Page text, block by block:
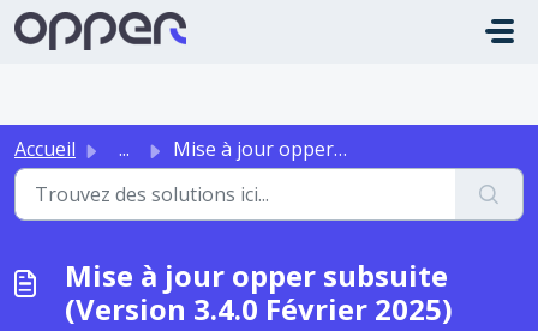
Passer au contenu principal
Accueil ... Mise à jour opper subsuite (Version 3.4.0 Février 2025)
Mise à jour opper subsuite
(Version 3.4.0 Février 2025)